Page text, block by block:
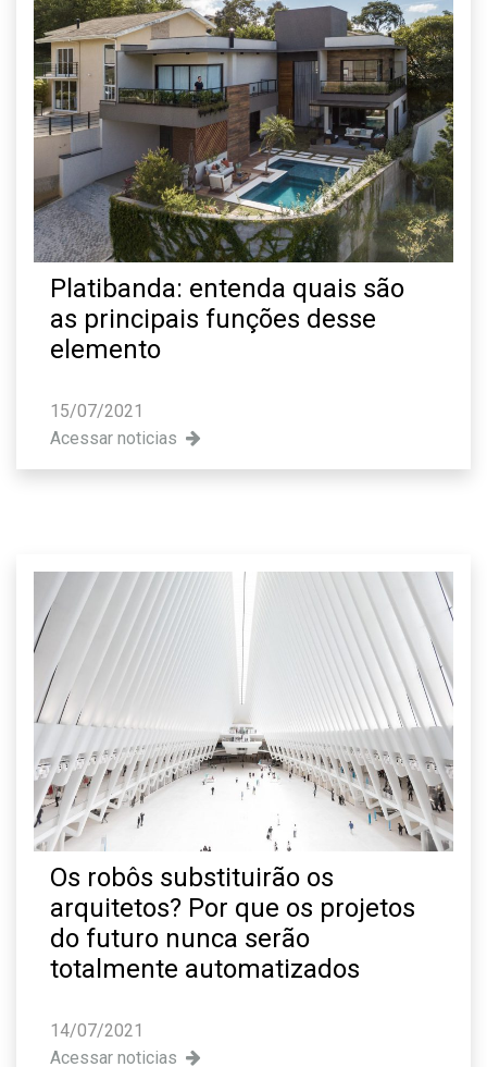
Platibanda: entenda quais são
as principais funções desse
elemento
15/07/2021
Acessar noticias
Os robôs substituirão os
arquitetos? Por que os projetos
do futuro nunca serão
totalmente automatizados
14/07/2021
Acessar noticias